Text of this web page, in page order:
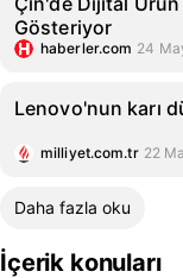
Gösteriyor
haberler.com 24
Lenovo'nun karı
milliyet.com.tr 22
Daha fazla oku
İçerik konuları